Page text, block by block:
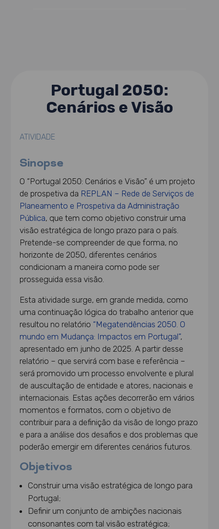
Portugal 2050:
Cenários e Visão
ATIVIDADE
Sinopse
O “Portugal 2050: Cenários e Visão” é um projeto
de prospetiva da REPLAN – Rede de Serviços de
Planeamento e Prospetiva da Administração
Pública, que tem como objetivo construir uma
visão estratégica de longo prazo para o país.
Pretende-se compreender de que forma, no
horizonte de 2050, diferentes cenários
condicionam a maneira como pode ser
prosseguida essa visão.
Esta atividade surge, em grande medida, como
uma continuação lógica do trabalho anterior que
resultou no relatório “Megatendências 2050. O
mundo em Mudança: Impactos em Portugal”,
apresentado em junho de 2025. A partir desse
relatório – que servirá com base e referência –
será promovido um processo envolvente e plural
de auscultação de entidade e atores, nacionais e
internacionais. Estas ações decorrerão em vários
momentos e formatos, com o objetivo de
contribuir para a definição da visão de longo prazo
e para a análise dos desafios e dos problemas que
poderão emergir em diferentes cenários futuros.
Objetivos
Construir uma visão estratégica de longo para
Portugal;
Definir um conjunto de ambições nacionais
consonantes com tal visão estratégica;